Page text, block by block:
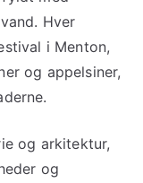
Hver
i Menton,
og appelsiner,
og arkitektur,
og